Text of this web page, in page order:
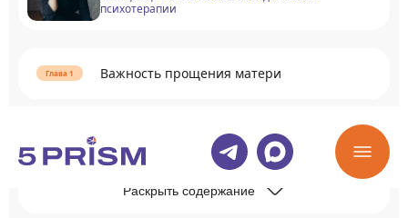
психотерапии
Важность прощения матери
Как простить маму
Раскрыть содержание